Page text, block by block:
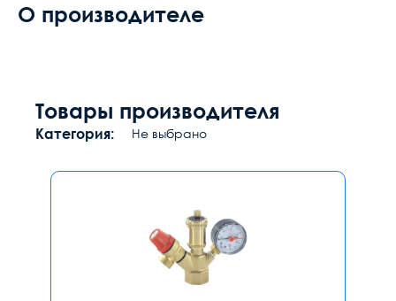
О производителе
Товары производителя
Категория: Не выбрано